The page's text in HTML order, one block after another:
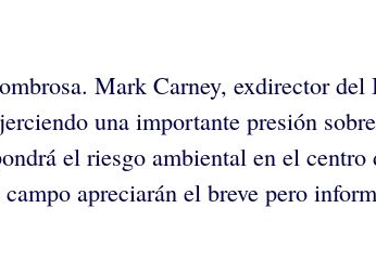
Mark Carney, exdirector
una importante presión
el riesgo ambiental en el
apreciarán el breve pero